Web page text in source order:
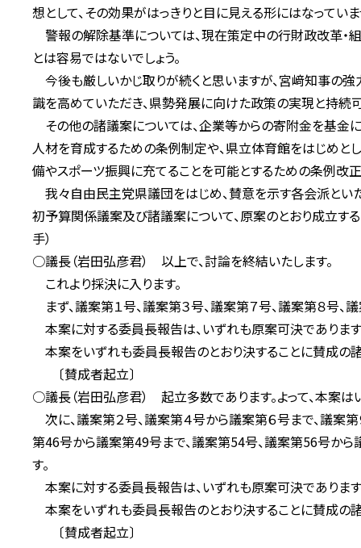
想として、その効果がはっきりと目に見える形にはなっていま
警報の解除基準については、現在策定中の行財政改革・
とは容易ではないでしょう。
今後も厳しいかじ取りが続くと思いますが、宮﨑知事の
識を高めていただき、県勢発展に向けた政策の実現と持続
その他の諸議案については、企業等からの寄附金を基金
人材を育成するための条例制定や、県立体育館をはじめと
備やスポーツ振興に充てることを可能とするための条例改
我々自由民主党県議団をはじめ、賛意を示す各会派とい
初予算関係議案及び諸議案について、原案のとおり成立す
手）
○議長（岩田弘彦君） 以上で、討論を終結いたします。
これより採決に入ります。
まず、議案第１号、議案第３号、議案第７号、議案第８号
本案に対する委員長報告は、いずれも原案可決であります
本案をいずれも委員長報告のとおり決することに賛成の
〔賛成者起立〕
○議長（岩田弘彦君） 起立多数であります。よって、本案は
次に、議案第２号、議案第４号から議案第６号まで、議
第46号から議案第49号まで、議案第54号、議案第56号か
す。
本案に対する委員長報告は、いずれも原案可決であります
本案をいずれも委員長報告のとおり決することに賛成の
〔賛成者起立〕